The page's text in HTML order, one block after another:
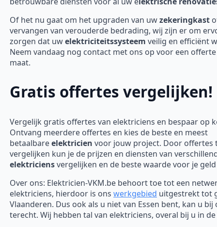
Of het nu gaat om het upgraden van uwzekeringkast
vervangen van verouderde bedrading, wij zijn er om
zorgen dat uwelektriciteitssysteem veilig en efficiënt
Neem vandaag nog contact met ons op voor een
maat.
Gratis offertes vergelijken!
Vergelijk gratis offertes van elektriciens en bespaar op
Ontvang meerdere offertes en kies de beste en meest
betaalbareelektricien voor jouw project. Door offertes
vergelijken kun je de prijzen en diensten van
elektriciensvergelijken en de beste waarde voor je
Over ons: Elektricien-VKM.be behoort toe tot een
elektriciens, hierdoor is ons werkgebied uitgestrekt tot
Vlaanderen. Dus ook als u niet van Essen bent, kan u bij
terecht. Wij hebben tal van elektriciens, overal bij u in